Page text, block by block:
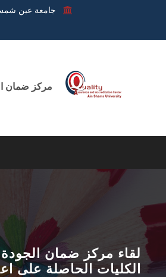
جامعة عين
لقاء مركز ضمان الجودة
الكليات الحاصلة على